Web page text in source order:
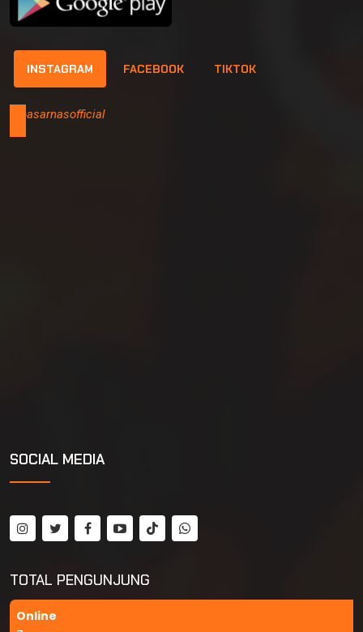
INSTAGRAM FACEBOOK TIKTOK
@basarnasofficial
SOCIAL MEDIA
TOTAL PENGUNJUNG
Online